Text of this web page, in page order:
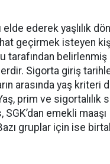
elde ederek yaşlılık
geçirmek isteyen
tarafından belirlenmiş
Sigorta giriş
arasında yaş kriteri
prim ve sigortalılık
emekli maaşı
gruplar için ise